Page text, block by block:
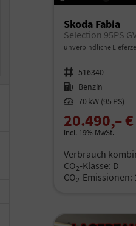
Skoda Fabia
unverbindliche
Fahrzeugnr. 516340
Kraftstoff Benzin
Leistung 70 kW (95 PS)
20.490,– €
incl. 19% MwSt.
Verbrauch
CO2-Klasse: D
CO2-Emissionen: